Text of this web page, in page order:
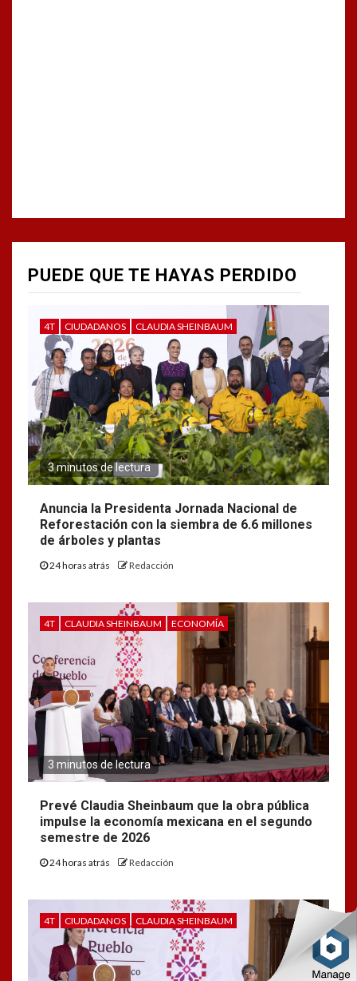
PUEDE QUE TE HAYAS PERDIDO
4T CIUDADANOS CLAUDIA SHEINBAUM
3 minutos de lectura
Anuncia la Presidenta Jornada Nacional de
Reforestación con la siembra de 6.6 millones
de árboles y plantas
24 horas atrás Redacción
4T CLAUDIA SHEINBAUM ECONOMÍA
3 minutos de lectura
Prevé Claudia Sheinbaum que la obra pública
impulse la economía mexicana en el segundo
semestre de 2026
24 horas atrás Redacción
4T CIUDADANOS CLAUDIA SHEINBAUM